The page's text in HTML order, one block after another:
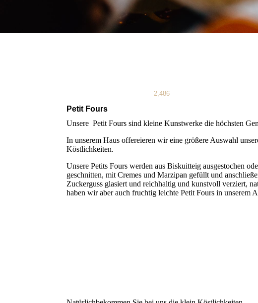
2,486
Petit Fours
Unsere Petit Fours sind kleine Kunstwerke die höchsten
In unserem Haus offereieren wir eine größere Auswahl
Köstlichkeiten.
Unsere Petits Fours werden aus Biskuitteig ausgestochen
geschnitten, mit Cremes und Marzipan gefüllt und
Zuckerguss glasiert und reichhaltig und kunstvoll verziert,
haben wir aber auch fruchtig leichte Petit Fours in unserem